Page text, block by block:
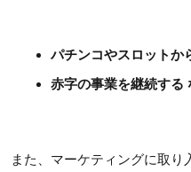
パチンコやスロットか
赤字の事業を継続する
また、マーケティングに取